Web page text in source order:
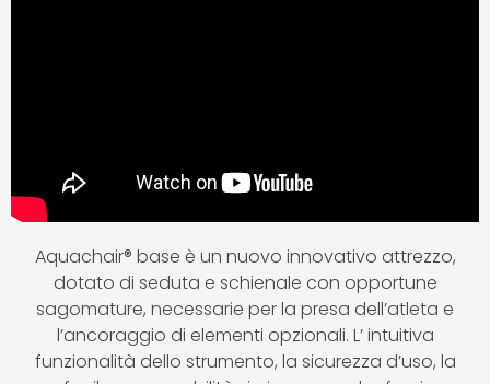
Aquachair® base è un nuovo innovativo attrezzo,
dotato di seduta e schienale con opportune
sagomature, necessarie per la presa dell’atleta e
l’ancoraggio di elementi opzionali. L’ intuitiva
funzionalità dello strumento, la sicurezza d’uso, la